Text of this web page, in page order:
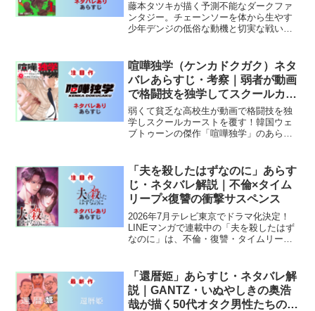
藤本タツキが描く予測不能なダークファ
ンタジー。チェーンソーを体から生やす
少年デンジの低俗な動機と切実な戦いを
喧嘩独学（ケンカドクガク）ネタ
バレあらすじ・考察｜弱者が動画
で格闘技を独学してスクールカー
ストを覆す韓国ウェブトゥーンの
傑作
弱くて貧乏な高校生が動画で格闘技を独
学しスクールカーストを覆す！韓国ウェ
ブトゥーンの傑作「喧嘩独学」のあらす
「夫を殺したはずなのに」あらす
じ・ネタバレ解説｜不倫×タイム
リープ×復讐の衝撃サスペンス
2026年7月テレビ東京でドラマ化決定！
LINEマンガで連載中の「夫を殺したはず
なのに」は、不倫・復讐・タイムリープ
「還暦姫」あらすじ・ネタバレ解
説｜GANTZ・いぬやしきの奥浩
哉が描く50代オタク男性たちの物